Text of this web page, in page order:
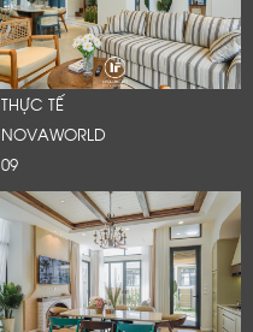
THỰC TẾ
NOVAWORLD
09